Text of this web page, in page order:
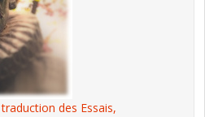
des Essais,